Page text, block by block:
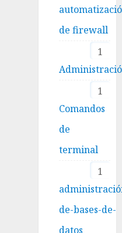
de firewall
1
1
Comandos
de
terminal
1
de-bases-de-
datos